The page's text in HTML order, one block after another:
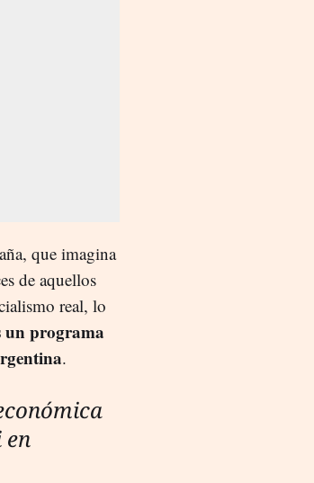
que imagina
de aquellos
real, lo
un programa
.
en